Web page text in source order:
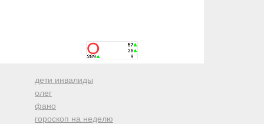
дети инвалиды
олег
фано
гороскоп на неделю